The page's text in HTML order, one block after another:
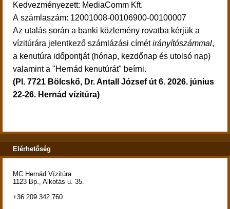
Kedvezményezett: MediaComm Kft.
A számlaszám: 12001008-00106900-00100007
Az utalás során a banki közlemény rovatba kérjük a
vízitúrára jelentkező számlázási címétirányítószámmal,
a kenutúra időpontját (hónap, kezdőnap és utolsó nap)
valamint a "Hernád kenutúrát" beírni.
(Pl. 7721 Bölcskő, Dr. Antall József út 6. 2026. június
22-26. ​Hernád vízitúra)
Elérhetőség
MC Hernád Vízitúra
1123 Bp., Alkotás u. 35.
+36 209 342 760